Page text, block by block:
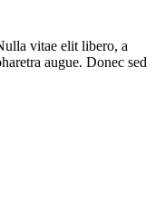
vitae elit libero, a
augue. Donec sed